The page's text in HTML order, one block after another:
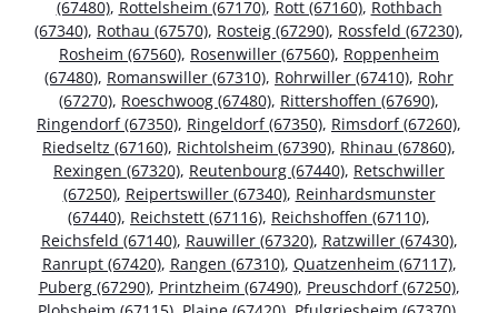
(67480), Rottelsheim (67170), Rott (67160), Rothbach
(67340), Rothau (67570), Rosteig (67290), Rossfeld (67230),
Rosheim (67560), Rosenwiller (67560), Roppenheim
(67480), Romanswiller (67310), Rohrwiller (67410), Rohr
(67270), Roeschwoog (67480), Rittershoffen (67690),
Ringendorf (67350), Ringeldorf (67350), Rimsdorf (67260),
Riedseltz (67160), Richtolsheim (67390), Rhinau (67860),
Rexingen (67320), Reutenbourg (67440), Retschwiller
(67250), Reipertswiller (67340), Reinhardsmunster
(67440), Reichstett (67116), Reichshoffen (67110),
Reichsfeld (67140), Rauwiller (67320), Ratzwiller (67430),
Ranrupt (67420), Rangen (67310), Quatzenheim (67117),
Puberg (67290), Printzheim (67490), Preuschdorf (67250),